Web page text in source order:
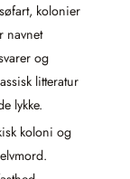
kolonier
navnet
og
litteratur
lykke.
koloni og